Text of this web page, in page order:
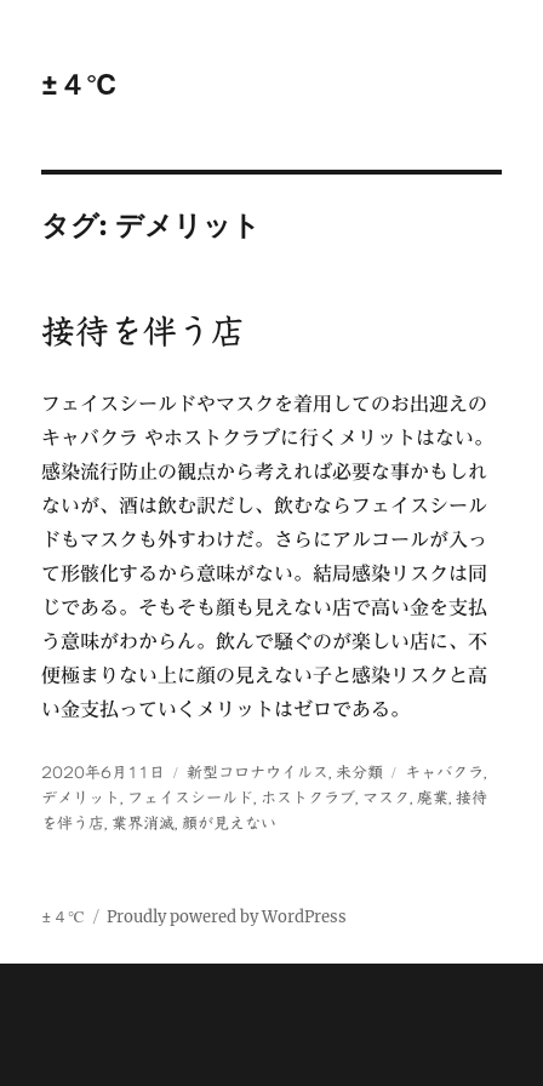
±４℃
タグ: デメリット
接待を伴う店
フェイスシールドやマスクを着用してのお出迎えの
キャバクラ やホストクラブに行くメリットはない。
感染流行防止の観点から考えれば必要な事かもしれ
ないが、酒は飲む訳だし、飲むならフェイスシール
ドもマスクも外すわけだ。さらにアルコールが入っ
て形骸化するから意味がない。結局感染リスクは同
じである。そもそも顔も見えない店で高い金を支払
う意味がわからん。飲んで騒ぐのが楽しい店に、不
便極まりない上に顔の見えない子と感染リスクと高
い金支払っていくメリットはゼロである。
投
稿
日:
2020年6月11日
カ
テ
ゴ
新型コロナウイルス , 未分類
タ
グ
キャバクラ ,
デメリット , フェイスシールド, ホストクラブ, マスク , 廃業,接待
を伴う店, 業界消滅, 顔が見えない
±４℃ Proudly powered by WordPress